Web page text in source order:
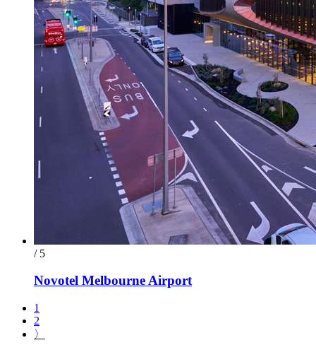
/ 5
Novotel Melbourne Airport
1
2
〉